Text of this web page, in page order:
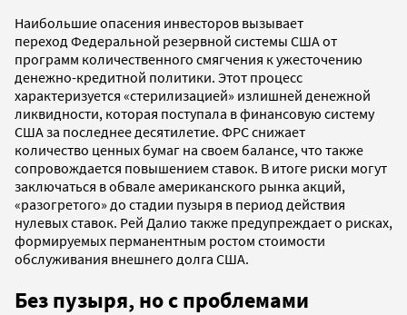
Наибольшие опасения инвесторов вызывает
переход Федеральной резервной системы США от
программ количественного смягчения к ужесточению
денежно-кредитной политики. Этот процесс
характеризуется «стерилизацией» излишней денежной
ликвидности, которая поступала в финансовую систему
США за последнее десятилетие. ФРС снижает
количество ценных бумаг на своем балансе, что также
сопровождается повышением ставок. В итоге риски могут
заключаться в обвале американского рынка акций,
«разогретого» до стадии пузыря в период действия
нулевых ставок. Рей Далио также предупреждает о рисках,
формируемых перманентным ростом стоимости
обслуживания внешнего долга США.
Без пузыря, но с проблемами